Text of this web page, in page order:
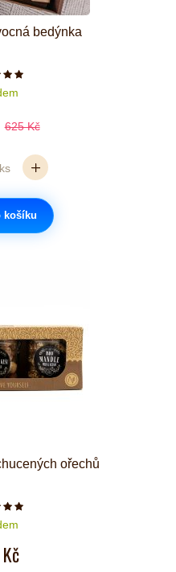
bedýnka
Počet hvězdiček je 5 z 5
625 Kč
ks
košíku
ořechů
Počet hvězdiček je 5 z 5